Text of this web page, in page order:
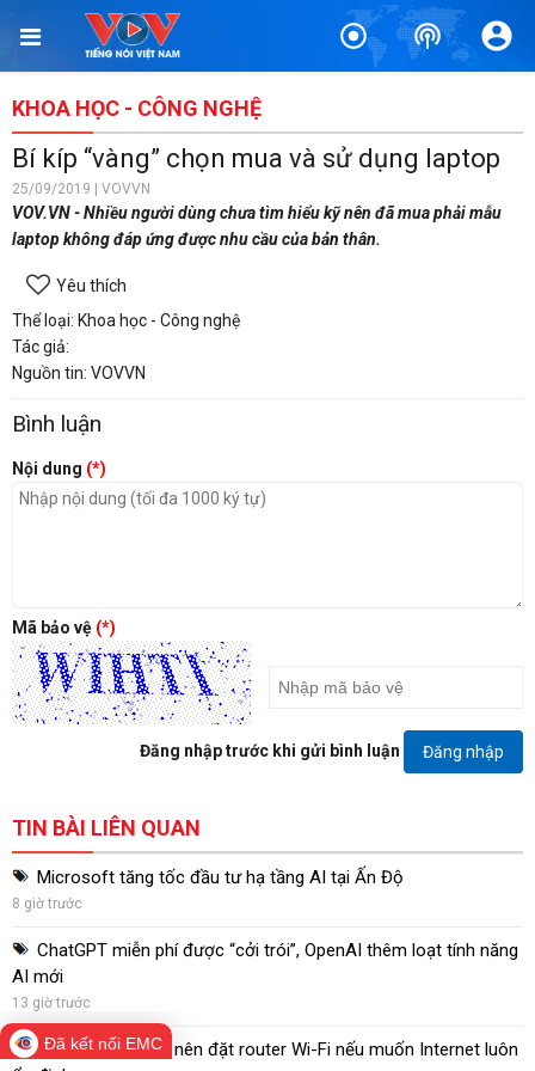
KHOA HỌC - CÔNG NGHỆ
Bí kíp “vàng” chọn mua và sử dụng laptop
25/09/2019 | VOVVN
VOV.VN - Nhiều người dùng chưa tìm hiểu kỹ nên đã mua phải mẫu
laptop không đáp ứng được nhu cầu của bản thân.
Yêu thích
Thể loại: Khoa học - Công nghệ
Tác giả:
Nguồn tin: VOVVN
Bình luận
Nội dung (*)
Mã bảo vệ (*)
Đăng nhập trước khi gửi bình luận Đăng nhập
TIN BÀI LIÊN QUAN
Microsoft tăng tốc đầu tư hạ tầng AI tại Ấn Độ
8 giờ trước
ChatGPT miễn phí được “cởi trói”, OpenAI thêm loạt tính năng
AI mới
13 giờ trước
Những nơi không nên đặt router Wi-Fi nếu muốn Internet luôn
Đã kết nối EMC